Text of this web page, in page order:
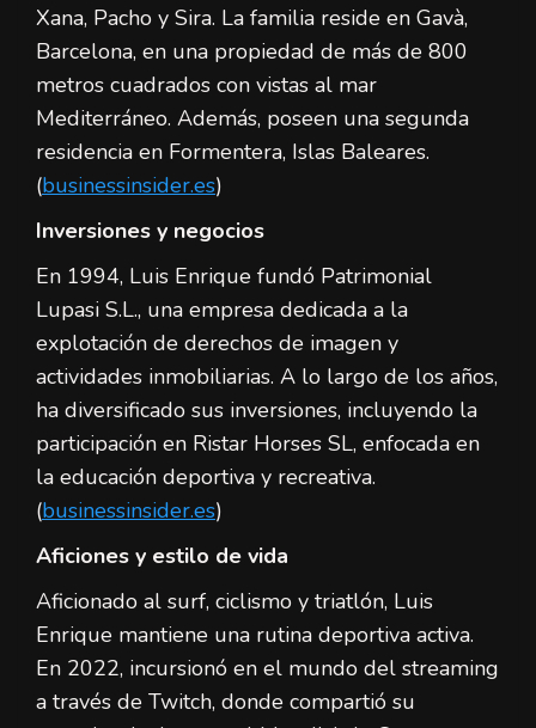
Xana, Pacho y Sira. La familia reside en Gavà,
Barcelona, en una propiedad de más de 800
metros cuadrados con vistas al mar
Mediterráneo. Además, poseen una segunda
residencia en Formentera, Islas Baleares.
(businessinsider.es)
Inversiones y negocios
En 1994, Luis Enrique fundó Patrimonial
Lupasi S.L., una empresa dedicada a la
explotación de derechos de imagen y
actividades inmobiliarias. A lo largo de los años,
ha diversificado sus inversiones, incluyendo la
participación en Ristar Horses SL, enfocada en
la educación deportiva y recreativa.
(businessinsider.es)
Aficiones y estilo de vida
Aficionado al surf, ciclismo y triatlón, Luis
Enrique mantiene una rutina deportiva activa.
En 2022, incursionó en el mundo del streaming
a través de Twitch, donde compartió su